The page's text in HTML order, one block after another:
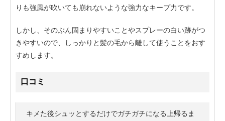
りも強風が吹いても崩れないような強力なキープ力です。
しかし、そのぶん固まりやすいことやスプレーの白い跡がつ
きやすいので、しっかりと髪の毛から離して使うことをおす
すめします。
口コミ
キメた後シュッとするだけでガチガチになる上帰るま